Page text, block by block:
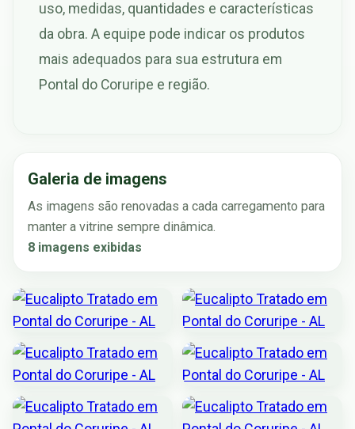
uso, medidas, quantidades e características
da obra. A equipe pode indicar os produtos
mais adequados para sua estrutura em
Pontal do Coruripe e região.
Galeria de imagens
As imagens são renovadas a cada carregamento para
manter a vitrine sempre dinâmica.
8 imagens exibidas